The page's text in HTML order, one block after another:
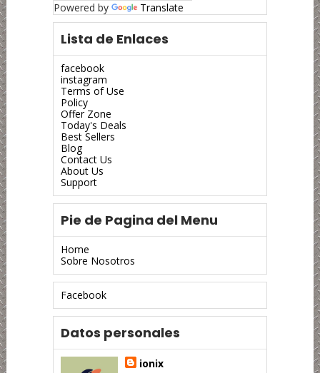
Powered by Translate
Lista de Enlaces
facebook
instagram
Terms of Use
Policy
Offer Zone
Today's Deals
Best Sellers
Blog
Contact Us
About Us
Support
Pie de Pagina del Menu
Home
Sobre Nosotros
Facebook
Datos personales
ionix